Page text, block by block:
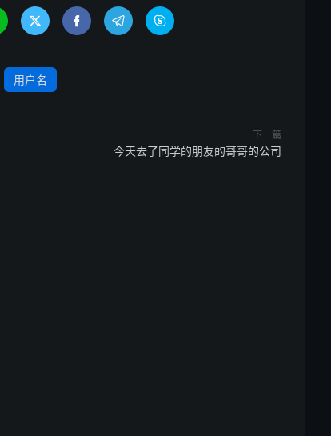
   
用户名
下一篇
今天去了同学的朋友的哥哥的公司